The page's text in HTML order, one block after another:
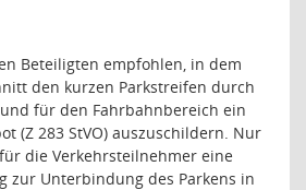
Beteiligten empfohlen, in dem
den kurzen Parkstreifen durch
für den Fahrbahnbereich ein
(Z 283 StVO) auszuschildern. Nur
die Verkehrsteilnehmer eine
zur Unterbindung des Parkens in